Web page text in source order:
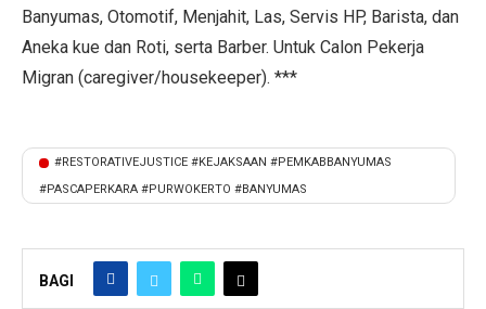
Banyumas, Otomotif, Menjahit, Las, Servis HP, Barista, dan
Aneka kue dan Roti, serta Barber. Untuk Calon Pekerja
Migran (caregiver/housekeeper). ***
#RESTORATIVEJUSTICE #KEJAKSAAN #PEMKABBANYUMAS
#PASCAPERKARA #PURWOKERTO #BANYUMAS
BAGI